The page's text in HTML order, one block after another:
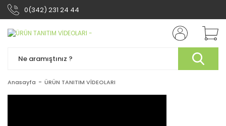
0(342) 231 24 44
Anasayfa ÜRÜN TANITIM VİDEOLARI